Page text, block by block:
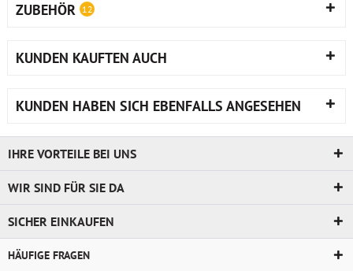
ZUBEHÖR 12
KUNDEN KAUFTEN AUCH
KUNDEN HABEN SICH EBENFALLS ANGESEHEN
IHRE VORTEILE BEI UNS
WIR SIND FÜR SIE DA
SICHER EINKAUFEN
HÄUFIGE FRAGEN